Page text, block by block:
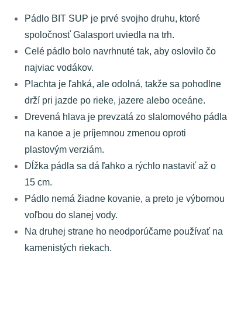
Pádlo BIT SUP je prvé svojho druhu, ktoré
spoločnosť Galasport uviedla na trh.
Celé pádlo bolo navrhnuté tak, aby oslovilo čo
najviac vodákov.
Plachta je ľahká, ale odolná, takže sa pohodlne
drží pri jazde po rieke, jazere alebo oceáne.
Drevená hlava je prevzatá zo slalomového pádla
na kanoe a je príjemnou zmenou oproti
plastovým verziám.
Dĺžka pádla sa dá ľahko a rýchlo nastaviť až o
15 cm.
Pádlo nemá žiadne kovanie, a preto je výbornou
voľbou do slanej vody.
Na druhej strane ho neodporúčame používať na
kamenistých riekach.